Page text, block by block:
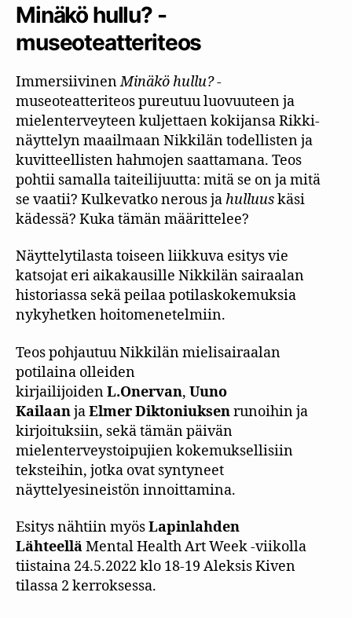
Minäkö hullu? -
museoteatteriteos
ImmersiivinenMinäkö hullu?-
museoteatteriteos pureutuu luovuuteen ja
mielenterveyteen kuljettaen kokijansa Rikki-
näyttelyn maailmaan Nikkilän todellisten ja
kuvitteellisten hahmojen saattamana. Teos
pohtii samalla taiteilijuutta: mitä se on ja mitä
se vaatii? Kulkevatko nerous jahulluuskäsi
kädessä? Kuka tämän määrittelee?
Näyttelytilasta toiseen liikkuva esitys vie
katsojat eri aikakausille Nikkilän sairaalan
historiassa sekä peilaa potilaskokemuksia
nykyhetken hoitomenetelmiin.
Teos pohjautuuNikkilän mielisairaalan
potilaina olleiden
kirjailijoidenL.Onervan, Uuno
KailaanjaElmer Diktoniuksenrunoihin ja
kirjoituksiin, sekä tämän päivän
mielenterveystoipujien kokemuksellisiin
teksteihin, jotka ovat syntyneet
näyttelyesineistön innoittamina.
Esitys nähtiin myösLapinlahden
LähteelläMental Health Art Week -viikolla
tiistaina 24.5.2022 klo 18-19 Aleksis Kiven
tilassa 2 kerroksessa.